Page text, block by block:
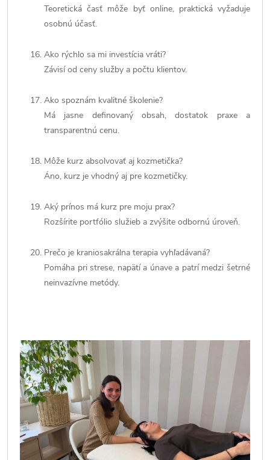
Teoretická časť môže byť online, praktická vyžaduje
osobnú účasť.
Ako rýchlo sa mi investícia vráti?
Závisí od ceny služby a počtu klientov.
Ako spoznám kvalitné školenie?
Má jasne definovaný obsah, dostatok praxe a
transparentnú cenu.
Môže kurz absolvovať aj kozmetička?
Áno, kurz je vhodný aj pre kozmetičky.
Aký prínos má kurz pre moju prax?
Rozšírite portfólio služieb a zvýšite odbornú úroveň.
Prečo je kraniosakrálna terapia vyhľadávaná?
Pomáha pri strese, napätí a únave a patrí medzi šetrné
neinvazívne metódy.